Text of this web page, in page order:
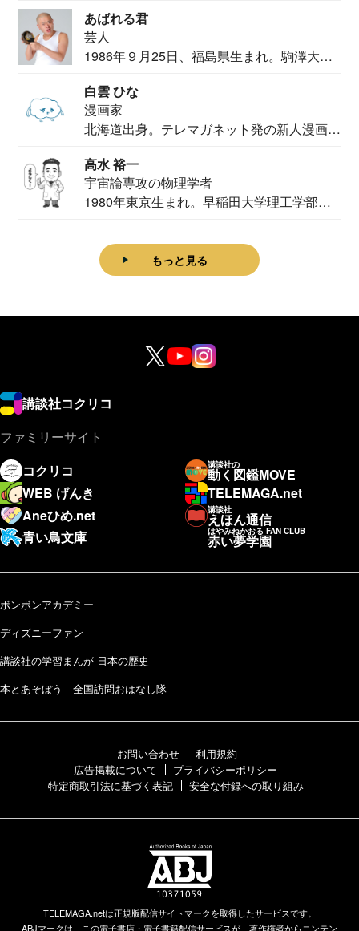
あばれる君
芸人
1986年９月25日、福島県生まれ。駒澤大学
白雲 ひな
漫画家
北海道出身。テレマガネット発の新人漫画
高水 裕一
宇宙論専攻の物理学者
1980年東京生まれ。早稲田大学理工学部物
もっと見る
講談社コクリコ
ファミリーサイト
コクリコ
講談社の
動く図鑑MOVE
WEB げんき
TELEMAGA.net
Aneひめ.net
講談社
えほん通信
青い鳥文庫
はやみねかおる FAN CLUB
赤い夢学園
ボンボンアカデミー
ディズニーファン
講談社の学習まんが 日本の歴史
本とあそぼう 全国訪問おはなし隊
お問い合わせ
利用規約
広告掲載について
プライバシーポリシー
特定商取引法に基づく表記
安全な付録への取り組み
TELEMAGA.netは正規版配信サイトマークを取得したサービスです。
ABJマークは、この電子書店・電子書籍配信サービスが、著作権者からコンテン